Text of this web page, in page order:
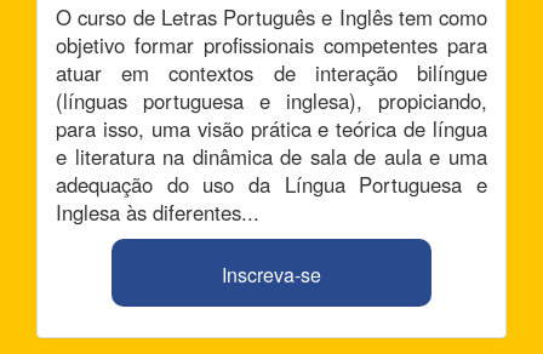
O curso de Letras Português e Inglês tem como
objetivo formar profissionais competentes para
atuar em contextos de interação bilíngue
(línguas portuguesa e inglesa), propiciando,
para isso, uma visão prática e teórica de língua
e literatura na dinâmica de sala de aula e uma
adequação do uso da Língua Portuguesa e
Inglesa às diferentes...
Inscreva-se